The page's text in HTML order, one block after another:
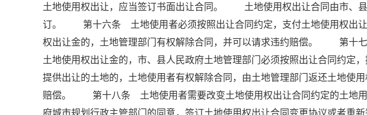
土地使用权出让，应当签订书面出让合同。 土地使用权出让合同由市、县
订。 第十六条 土地使用者必须按照出让合同约定，支付土地使用权出让
权出让金的，土地管理部门有权解除合同，并可以请求违约赔偿。 第十
土地使用权出让金的，市、县人民政府土地管理部门必须按照出让合同约定
提供出让的土地的，土地使用者有权解除合同，由土地管理部门返还土地使
赔偿。 第十八条 土地使用者需要改变土地使用权出让合同约定的土地用
府城市规划行政主管部门的同意，签订土地使用权出让合同变更协议或者重